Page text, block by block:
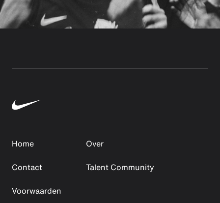
Home
Over
Contact
Talent Community
Voorwaarden